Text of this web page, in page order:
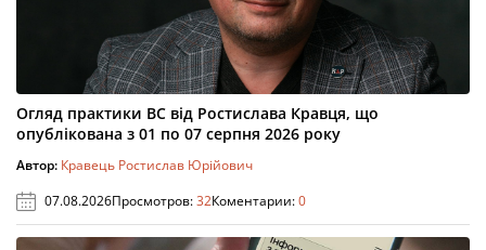
Огляд практики ВС від Ростислава Кравця, що
опублікована з 01 по 07 серпня 2026 року
Автор: Кравець Ростислав Юрійович
07.08.2026Просмотров:32Коментарии:0